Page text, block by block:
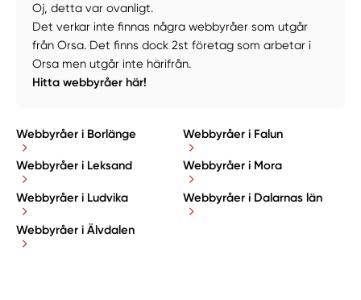
Oj, detta var ovanligt.
Det verkar inte finnas några webbyråer som utgår
från Orsa. Det finns dock 2st företag som arbetar i
Orsa men utgår inte härifrån.
Hitta webbyråer här!
Webbyråer i Borlänge Webbyråer i Falun
Webbyråer i Leksand Webbyråer i Mora
Webbyråer i Ludvika Webbyråer i Dalarnas län
Webbyråer i Älvdalen